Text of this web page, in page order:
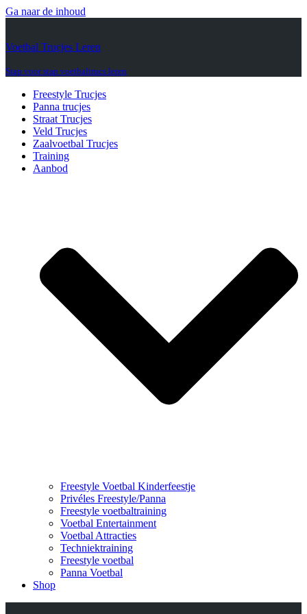
Ga naar de inhoud
Voetbal Trucjes Leren
Stap voor stap voetbaltrucs leren
Freestyle Trucjes
Panna trucjes
Straat Trucjes
Veld Trucjes
Zaalvoetbal Trucjes
Training
Aanbod
Freestyle Voetbal Kinderfeestje
Privéles Freestyle/Panna
Freestyle voetbaltraining
Voetbal Entertainment
Voetbal Attracties
Techniektraining
Freestyle voetbal
Panna Voetbal
Shop